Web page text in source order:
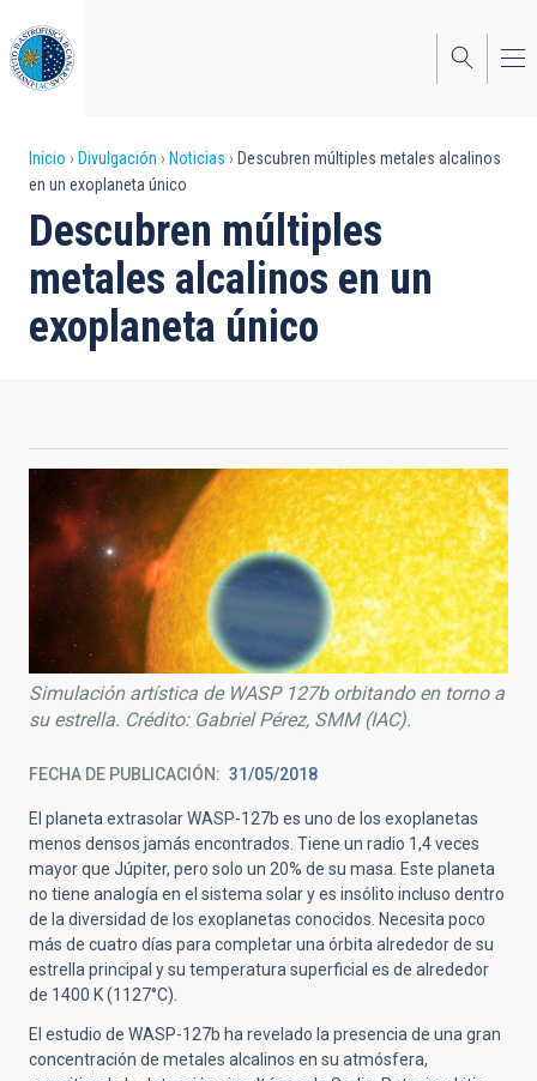
al
contenido
principal
Sobrescribir
enlaces
de
ayuda
a
Inicio Divulgación Noticias
Descubren múltiples metales alcalinos
en un exoplaneta único
Descubren múltiples
metales alcalinos en un
exoplaneta único
Simulación artística de WASP 127b orbitando en torno a
su estrella. Crédito: Gabriel Pérez, SMM (IAC).
FECHA DE PUBLICACIÓN 31/05/2018
El planeta extrasolar WASP-127b es uno de los exoplanetas
menos densos jamás encontrados. Tiene un radio 1,4 veces
mayor que Júpiter, pero solo un 20% de su masa. Este planeta
no tiene analogía en el sistema solar y es insólito incluso dentro
de la diversidad de los exoplanetas conocidos. Necesita poco
más de cuatro días para completar una órbita alrededor de su
estrella principal y su temperatura superficial es de alrededor
de 1400 K (1127°C).
El estudio de WASP-127b ha revelado la presencia de una gran
concentración de metales alcalinos en su atmósfera,